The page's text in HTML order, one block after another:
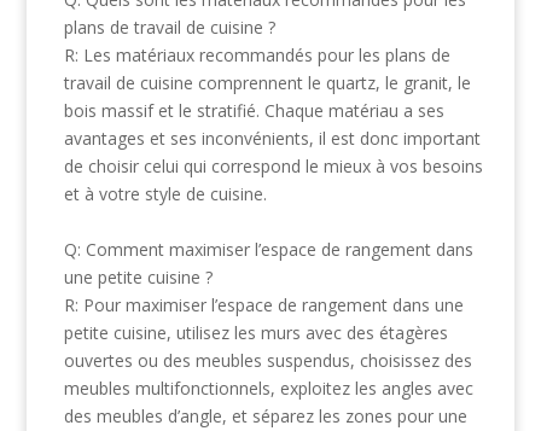
plans de travail de cuisine ?
R: Les matériaux recommandés pour les plans de
travail de cuisine comprennent le quartz, le granit, le
bois massif et le stratifié. Chaque matériau a ses
avantages et ses inconvénients, il est donc important
de choisir celui qui correspond le mieux à vos besoins
et à votre style de cuisine.
Q: Comment maximiser l’espace de rangement dans
une petite cuisine ?
R: Pour maximiser l’espace de rangement dans une
petite cuisine, utilisez les murs avec des étagères
ouvertes ou des meubles suspendus, choisissez des
meubles multifonctionnels, exploitez les angles avec
des meubles d’angle, et séparez les zones pour une